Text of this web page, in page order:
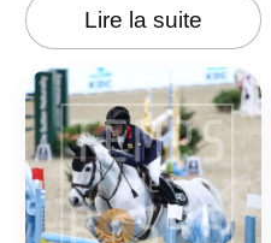
Lire la suite